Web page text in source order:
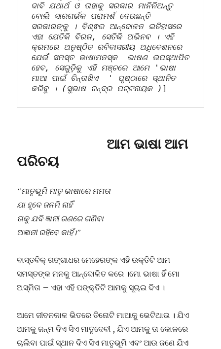
ଦାବି ଯଥାର୍ଥ ଓ ତାହାକୁ ସରକାର ମାନିନିଅନ୍ତୁ
ବୋଲି ସାରଗର୍ଭକ ପରାମର୍ଶ ଦେଉଛନ୍ତି
ସରକାରଙ୍କୁ । ବିଶ୍ଵର ଆନ୍ଦୋଳନ ଇତିହାସରେ
ଏହା ଯେତିକି ବିରଳ, ସେତିକି ଅଭିନବ । ଏହି
କ୍ରମରେ ଅନୁଷ୍ଠିତ ରବିବାସରୀୟ ଅଧିବେଶନରେ
ଯେଉଁ ସମସ୍ତ ଭାଷାମନସ୍କ  ଭାଷଣ ଉପସ୍ଥାପିତ
ହେବ, ସେଗୁଡ଼ିକୁ ଏହି ମଞ୍ଚରେ ଆମେ 'ଭାଷା
ମାଆ ପାଇଁ ଚିନ୍ତାଖିଏ  ' ପୃଷ୍ଠାରେ ସ୍ଥାନିତ
କରିବୁ । (ସୁଭାଷ ଚନ୍ଦ୍ର ପଟ୍ଟନାୟକ ) ]
ଆମ ଭାଷା ଆମ
ପରିଚୟ
“ମାତୃଭୂମି ମାତୃ ଭାଷାରେ ମମତା
ଯା ହୃଦେ ଜନମି ନାହିଁ
ତାକୁ ଯଦି ଜ୍ଞାନୀ ଗଣରେ ଗଣିବା
ଅଜ୍ଞାନୀ ରହିବେ କାହିଁ।”
ବାସ୍ତବିକ୍ ଗଙ୍ଗାଧର ମେହେରଙ୍କ ଏହି ଉକ୍ତିଟି ଆମ
ସମସ୍ତଙ୍କ ମନକୁ ଆନ୍ଦୋଳିତ କରେ ।ମୋ ଭାଷା ହିଁ ମୋ
ଅସ୍ମିତା – ଏହା ଏହି ପଙ୍କ୍ତିଟି ଆମକୁ ସୂଚାଇ ଦିଏ ।
ଆମେ ଜୀବନକାଳ ଭିତରେ ତିନୋଟି ମାଆକୁ ଭେଟିଥାଉ । ଯିଏ
ଆମକୁ ଜନ୍ମ ଦିଏ ସିଏ ମାତୃଦେବୀ , ଯିଏ ଆମକୁ ତା କୋଳରେ
ଚାଲିବା ପାଇଁ ସ୍ଥାନ ଦିଏ ସିଏ ମାତୃଭୂମି ଏବଂ ଆଉ ଜଣେ ଯିଏ